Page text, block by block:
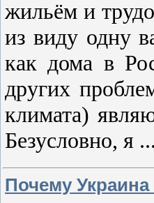
жильём и
из виду одну
как дома в
других
климата)
Безусловно, я ...
Почему